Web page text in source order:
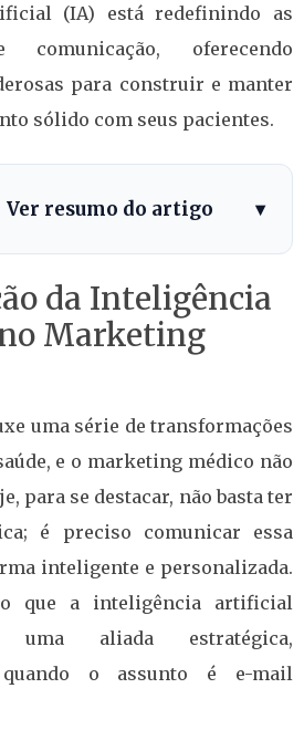
(IA) está redefinindo as
comunicação, oferecendo
para construir e manter
sólido com seus pacientes.
Ver resumo do artigo ▾
da Inteligência
Marketing
uma série de transformações
e o marketing médico não
para se destacar, não basta ter
é preciso comunicar essa
inteligente e personalizada.
que a inteligência artificial
aliada estratégica,
quando o assunto é e-mail